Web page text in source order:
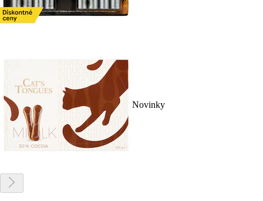
Novinky